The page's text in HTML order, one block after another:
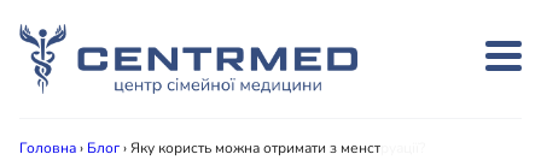
Головна› Блог›Яку користь можна отримати з менструації?